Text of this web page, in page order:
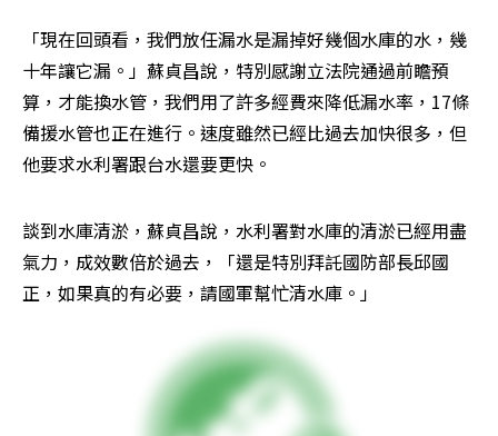
「現在回頭看，我們放任漏水是漏掉好幾個水庫的水，幾
十年讓它漏。」蘇貞昌說，特別感謝立法院通過前瞻預
算，才能換水管，我們用了許多經費來降低漏水率，17條
備援水管也正在進行。速度雖然已經比過去加快很多，但
他要求水利署跟台水還要更快。
談到水庫清淤，蘇貞昌說，水利署對水庫的清淤已經用盡
氣力，成效數倍於過去，「還是特別拜託國防部長邱國
正，如果真的有必要，請國軍幫忙清水庫。」